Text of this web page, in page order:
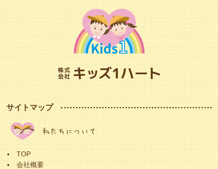
サイトマップ
私たちについて
TOP
会社概要